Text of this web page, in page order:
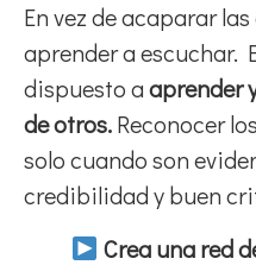
En vez de acaparar
aprender a escuchar.
dispuesto aaprender
de otros.Reconocer
solo cuando son
credibilidad y buen
Crea una red